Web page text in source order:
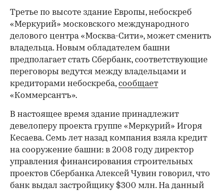
Третье по высоте здание Европы, небоскреб
«Меркурий» московского международного
делового центра «Москва-Сити», может сменить
владельца. Новым обладателем башни
предполагает стать Сбербанк, соответствующие
переговоры ведутся между владельцами и
кредиторами небоскреба,сообщает
«Коммерсантъ».
В настоящее время здание принадлежит
девелоперу проекта группе «Меркурий» Игоря
Кесаева. Семь лет назад компания взяла кредит
на сооружение башни: в 2008 году директор
управления финансирования строительных
проектов Сбербанка Алексей Чувин говорил, что
банк выдал застройщику $300 млн. На данный